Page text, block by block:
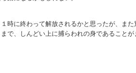
時に終わって解放されるかと思ったが、ま
で、しんどい上に捕らわれの身であること